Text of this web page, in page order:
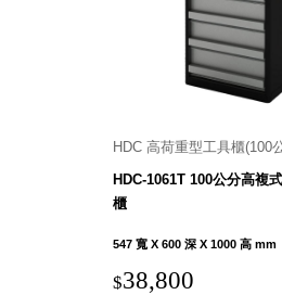
HDC 高荷重型工具櫃(100
HDC-1061T 100公分高複
櫃
547 寬 X 600 深 X 1000 高 mm
$38,800